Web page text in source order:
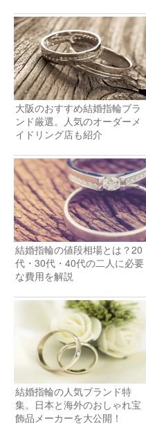
大阪のおすすめ結婚指輪ブラ
ンド厳選。人気のオーダーメ
イドリング店も紹介
結婚指輪の値段相場とは？20
代・30代・40代の二人に必要
な費用を解説
結婚指輪の人気ブランド特
集。日本と海外のおしゃれ宝
飾品メーカーを大公開！